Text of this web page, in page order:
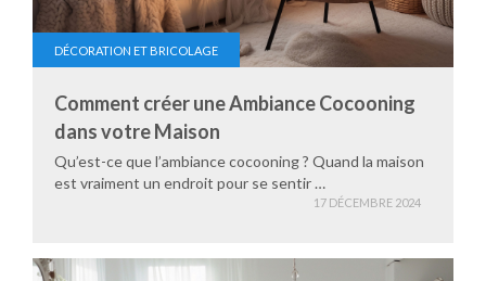
DÉCORATION ET BRICOLAGE
Comment créer une Ambiance Cocooning
dans votre Maison
Qu’est-ce que l’ambiance cocooning ? Quand la maison
est vraiment un endroit pour se sentir …
17 DÉCEMBRE 2024